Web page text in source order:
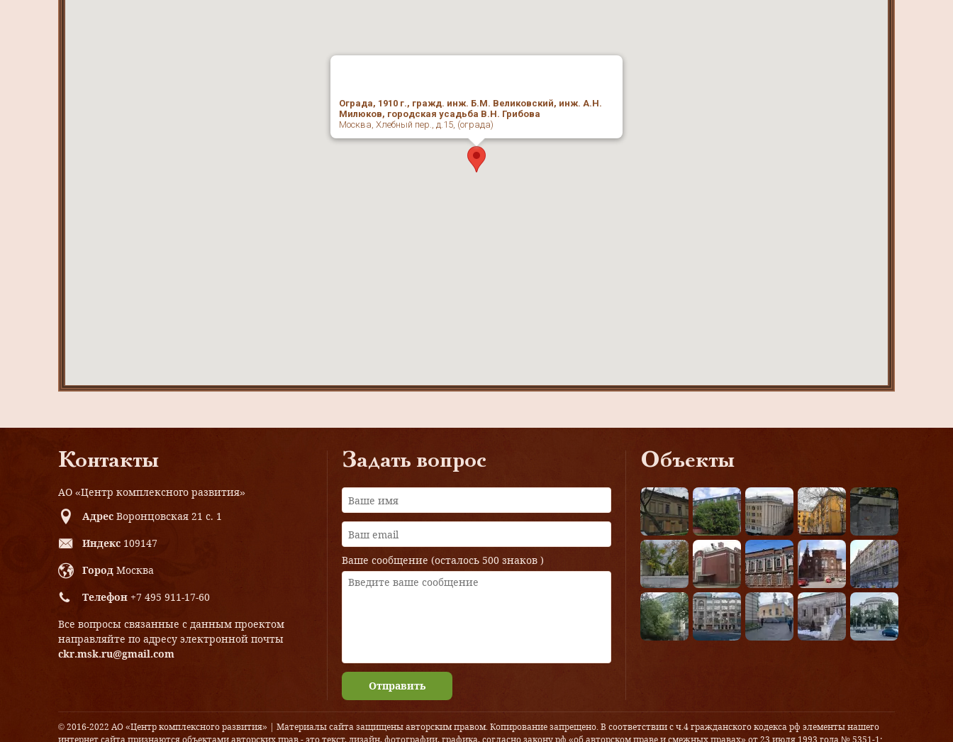
Ограда, 1910 г., гражд. инж. Б.М. Великовский, инж. А.Н.
Милюков, городская усадьба В.Н. Грибова
Москва, Хлебный пер., д.15, (ограда)
Контакты
АО «Центр комплексного развития»
Адрес Воронцовская 21 с. 1
Индекс 109147
Город Москва
Телефон +7 495 911-17-60
Все вопросы связанные с данным проектом
направляйте по адресу электронной почты
ckr.msk.ru@gmail.com
Задать вопрос
Ваше сообщение (осталось 500 знаков )
Отправить
Объекты
© 2016-2022 АО «Центр комплексного развития» | Материалы сайта защищены авторским правом. Копирование запрещено. В соответствии с ч.4 гражданского кодекса рф элементы нашего